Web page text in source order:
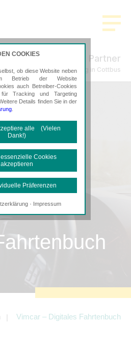
Schmidt & Partner
Steuerberatung in Cottbus
Vimcar – Digitales Fahrtenbuch
COOKIES
ob diese Website neben
Betrieb der Website
auch Betreiber-Cookies
Tracking und Targeting
Details finden Sie in der
alle (Vielen
Dank!)
Cookies
akzeptieren
Präferenzen
Cookies
sind erforderlich, um die
und Targeting-Cookies
sind erforderlich, um
einschließlich der
von z.B. Facebook und
· Impressum